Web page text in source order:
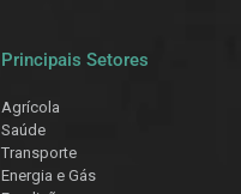
Principais Setores
Agrícola
Saúde
Transporte
Energia e Gás